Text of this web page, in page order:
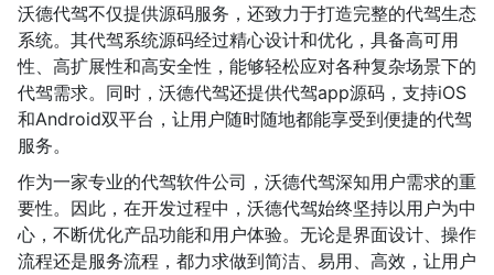
沃德代驾不仅提供源码服务，还致力于打造完整的代驾生态
系统。其代驾系统源码经过精心设计和优化，具备高可用
性、高扩展性和高安全性，能够轻松应对各种复杂场景下的
代驾需求。同时，沃德代驾还提供代驾app源码，支持iOS
和Android双平台，让用户随时随地都能享受到便捷的代驾
服务。
作为一家专业的代驾软件公司，沃德代驾深知用户需求的重
要性。因此，在开发过程中，沃德代驾始终坚持以用户为中
心，不断优化产品功能和用户体验。无论是界面设计、操作
流程还是服务流程，都力求做到简洁、易用、高效，让用户